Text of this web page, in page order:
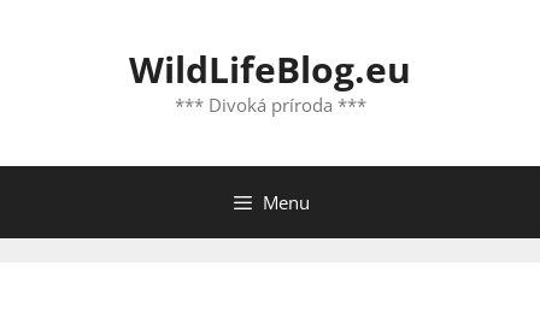
WildLifeBlog.eu
*** Divoká príroda ***
Menu